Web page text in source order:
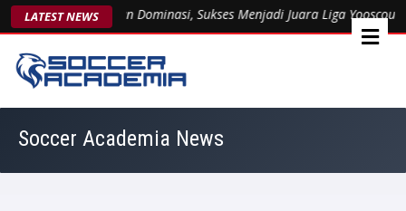
LATEST NEWS
1963 Kukuhkan Dominasi, Sukses Menjadi Juara Liga Yooscout
Soccer Academia News